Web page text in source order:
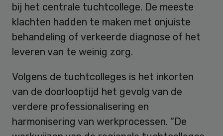
bij het centrale tuchtcollege. De meeste
klachten hadden te maken met onjuiste
behandeling of verkeerde diagnose of het
leveren van te weinig zorg.
Volgens de tuchtcolleges is het inkorten
van de doorlooptijd het gevolg van de
verdere professionalisering en
harmonisering van werkprocessen. “De